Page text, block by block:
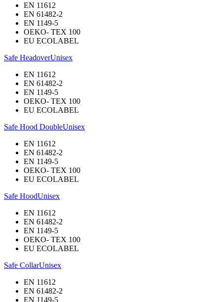
EN 11612
EN 61482-2
EN 1149-5
OEKO- TEX 100
EU ECOLABEL
Safe HeadoverUnisex
EN 11612
EN 61482-2
EN 1149-5
OEKO- TEX 100
EU ECOLABEL
Safe Hood DoubleUnisex
EN 11612
EN 61482-2
EN 1149-5
OEKO- TEX 100
EU ECOLABEL
Safe HoodUnisex
EN 11612
EN 61482-2
EN 1149-5
OEKO- TEX 100
EU ECOLABEL
Safe CollarUnisex
EN 11612
EN 61482-2
EN 1149-5